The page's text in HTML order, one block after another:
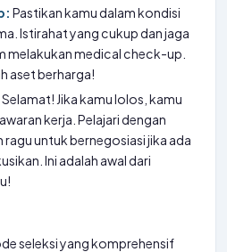
Pastikan kamu dalam kondisi
Istirahat yang cukup dan jaga
melakukan medical check-up.
aset berharga!
Selamat! Jika kamu lolos, kamu
kerja. Pelajari dengan
ragu untuk bernegosiasi jika ada
Ini adalah awal dari
seleksi yang komprehensif